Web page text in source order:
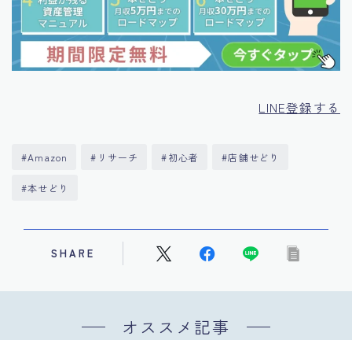
LINE登録する
#Amazon #リサーチ #初心者 #店舗せどり
#本せどり
SHARE
オススメ記事